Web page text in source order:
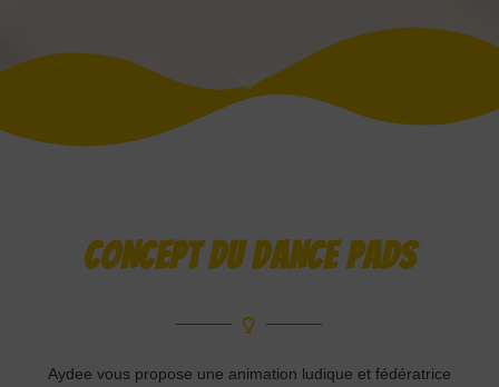
CONCEPT DU DANCE PADS
Aydee vous propose une animation ludique et fédératrice